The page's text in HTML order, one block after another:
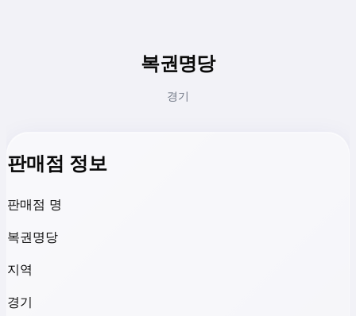
복권명당
경기
판매점 정보
판매점 명
복권명당
지역
경기